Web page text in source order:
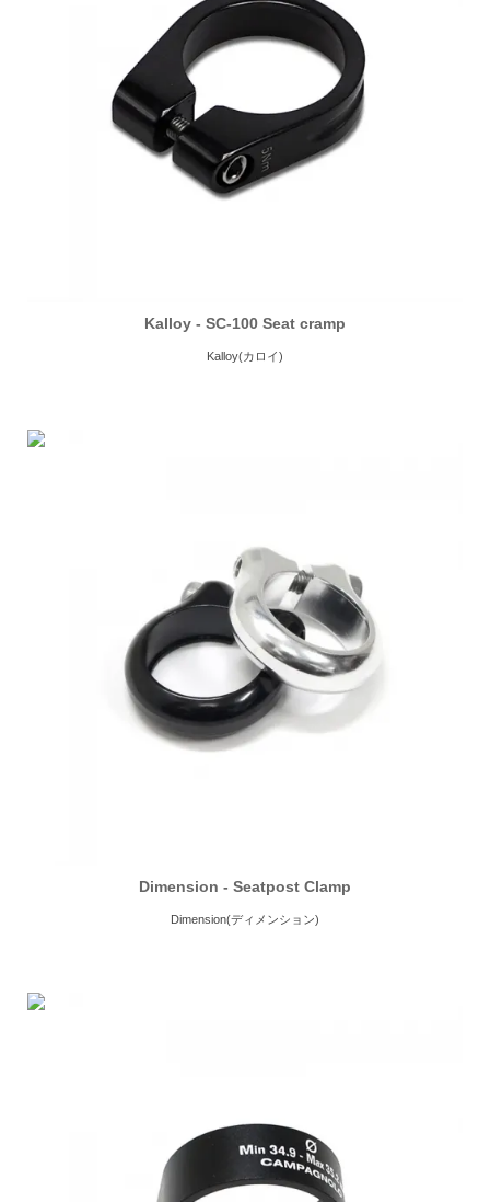
Kalloy - SC-100 Seat cramp
Kalloy(カロイ)
Dimension - Seatpost Clamp
Dimension(ディメンション)